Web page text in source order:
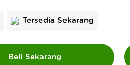
Tersedia Sekarang